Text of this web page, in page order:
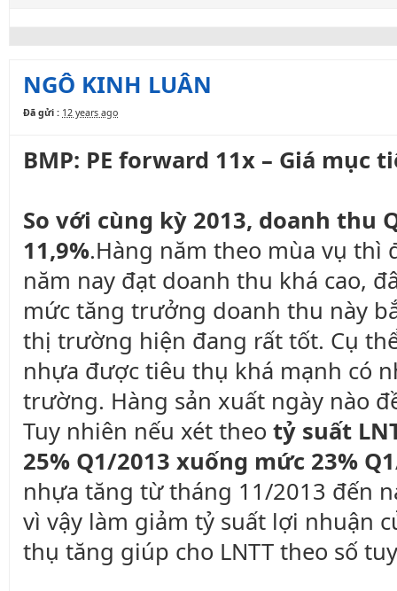
NGÔ KINH LUÂN
Đã gửi : 12 years ago
BMP: PE forward 11x – Giá mục
So với cùng kỳ 2013, doanh thu
11,9%.Hàng năm theo mùa vụ
năm nay đạt doanh thu khá cao,
mức tăng trưởng doanh thu này
thị trường hiện đang rất tốt. Cụ
nhựa được tiêu thụ khá mạnh có
trường. Hàng sản xuất ngày nào
Tuy nhiên nếu xét theo tỷ suất
25% Q1/2013 xuống mức 23%
nhựa tăng từ tháng 11/2013 đến
vì vậy làm giảm tỷ suất lợi nhuận
thụ tăng giúp cho LNTT theo số